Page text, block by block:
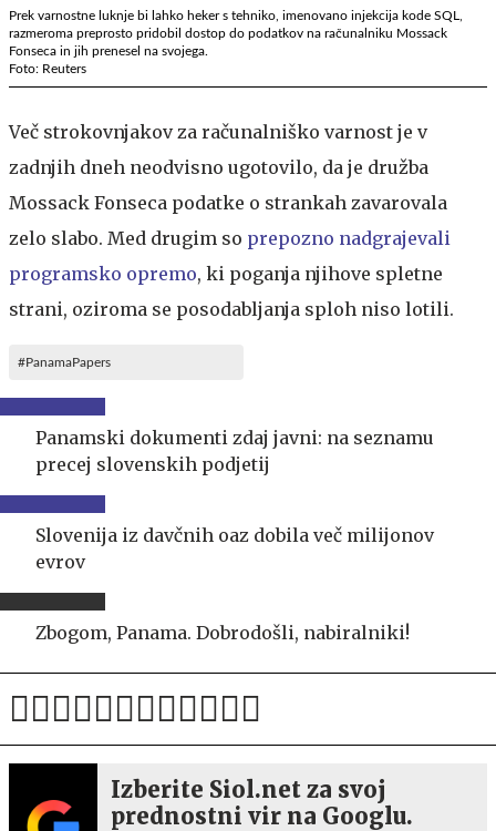
Prek varnostne luknje bi lahko heker s tehniko, imenovano injekcija kode SQL,
razmeroma preprosto pridobil dostop do podatkov na računalniku Mossack
Fonseca in jih prenesel na svojega.
Foto: Reuters
Več strokovnjakov za računalniško varnost je v
zadnjih dneh neodvisno ugotovilo, da je družba
Mossack Fonseca podatke o strankah zavarovala
zelo slabo. Med drugim so prepozno nadgrajevali
programsko opremo, ki poganja njihove spletne
strani, oziroma se posodabljanja sploh niso lotili.
#PanamaPapers
Panamski dokumenti zdaj javni: na seznamu
precej slovenskih podjetij
Slovenija iz davčnih oaz dobila več milijonov
evrov
Zbogom, Panama. Dobrodošli, nabiralniki!
Izberite Siol.net za svoj
prednostni vir na Googlu.